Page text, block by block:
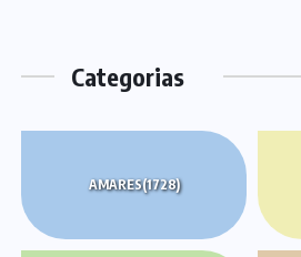
Categorias
AMARES(1728)